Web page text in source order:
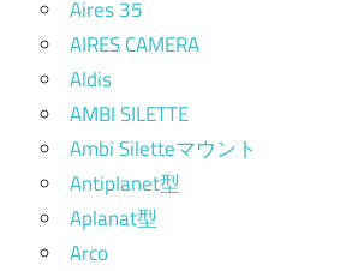
Aires 35
AIRES CAMERA
Aldis
AMBI SILETTE
Ambi Siletteマウント
Antiplanet型
Aplanat型
Arco